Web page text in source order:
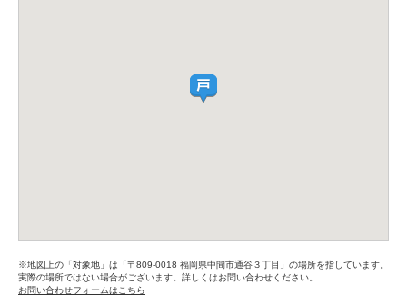
※地図上の「対象地」は「〒809-0018 福岡県中間市通谷３丁目」の場所を指しています。
実際の場所ではない場合がございます。詳しくはお問い合わせください。
お問い合わせフォームはこちら